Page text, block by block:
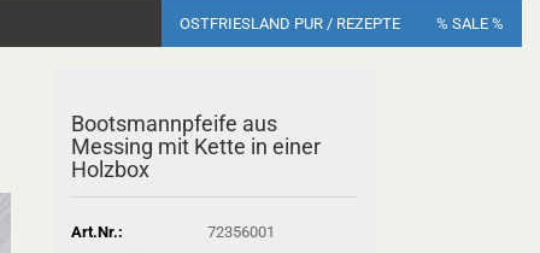
OSTFRIESLAND PUR / REZEPTE % SALE %
Bootsmannpfeife aus
Messing mit Kette in einer
Holzbox
Art.Nr.:
72356001